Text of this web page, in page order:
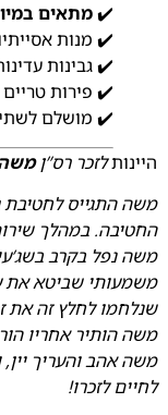
✔️מתאים
✔️ מנות
✔️ גבינות
✔️ פירות
✔️ מושלם
היינותלזכר רס”ן
החטיבה. במהלך
משמעותי שביטא את
שנלחמו לחלץ זה את
משה הותיר אחריו
משה אהב והעריך יין,
לחיים לזכרו!